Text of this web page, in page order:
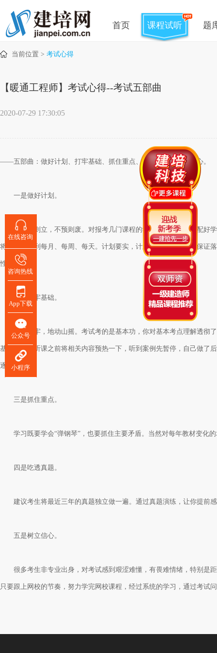
首页 课程试听 题
当前位置 > 考试心得
【暖通工程师】考试心得--考试五部曲
2020-07-29 17:30:05
——五部曲：做好计划、打牢基础、抓住重点、吃透真题、树立信心。
一是做好计划。
凡是预则立，不预则废。对报考几门课程的学员来说，统筹支配好学
将计划具体到每月、每周、每天。计划要实，计划制定出来一定要保证
性。
二是打牢基础。
基础不牢，地动山摇。考试考的是基本功，你对基本考点理解透彻了
基础班，在听课之前将相关内容预热一下，听到案例先暂停，自己做了
逐步提高。
三是抓住重点。
学习既要学会“弹钢琴”，也要抓住主要矛盾。当然对每年教材变化
四是吃透真题。
建议考生将最近三年的真题独立做一遍。通过真题演练，让你提前
五是树立信心。
很多考生非专业出身，对考试感到艰涩难懂，有畏难情绪，特别是距
只要跟上网校的节奏，努力学完网校课程，经过系统的学习，通过考试
在线咨询
咨询热线
App下载
公众号
小程序